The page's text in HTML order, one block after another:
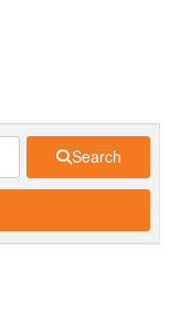
Search